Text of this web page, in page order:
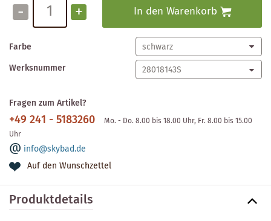
- + In den Warenkorb
Farbe
Werksnummer
Fragen zum Artikel?
+49 241 - 5183260
Mo. - Do. 8.00 bis 18.00 Uhr, Fr. 8.00 bis 15.00
Uhr
info@skybad.de
Auf den Wunschzettel
Produktdetails